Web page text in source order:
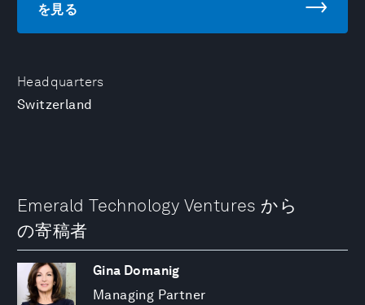
Headquarters
Switzerland
を見る
Emerald Technology Ventures から
の寄稿者
Gina Domanig
Managing Partner